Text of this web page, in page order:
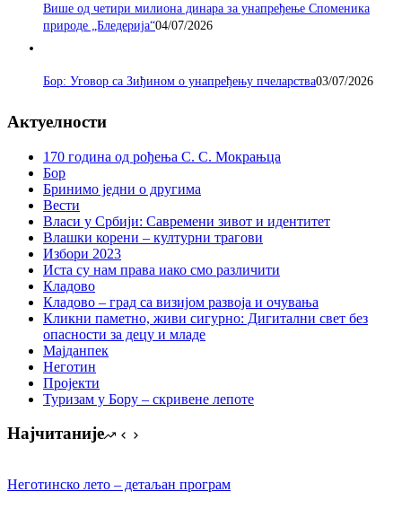
Више од четири милиона динара за унапређење Споменика
природе „Бледерија“04/07/2026
Бор: Уговор са Зиђином о унапређењу пчеларства03/07/2026
Актуелности
170 година од рођења С. С. Мокрањца
Бор
Бринимо једни о другима
Вести
Власи у Србији: Савремени зивот и идентитет
Влашки корени – културни трагови
Избори 2023
Иста су нам права иако смо различити
Кладово
Кладово – град са визијом развоја и очувања
Кликни паметно, живи сигурно: Дигитални свет без
опасности за децу и младе
Мајданпек
Неготин
Пројекти
Туризам у Бору – скривене лепоте
Најчитаније
Неготинско лето – детаљан програм